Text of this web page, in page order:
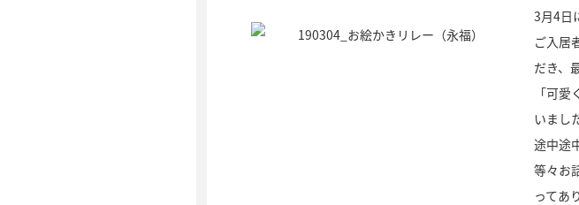
3月4日
ご入居
だき、
「可
いまし
途中途
等々お
ってあ